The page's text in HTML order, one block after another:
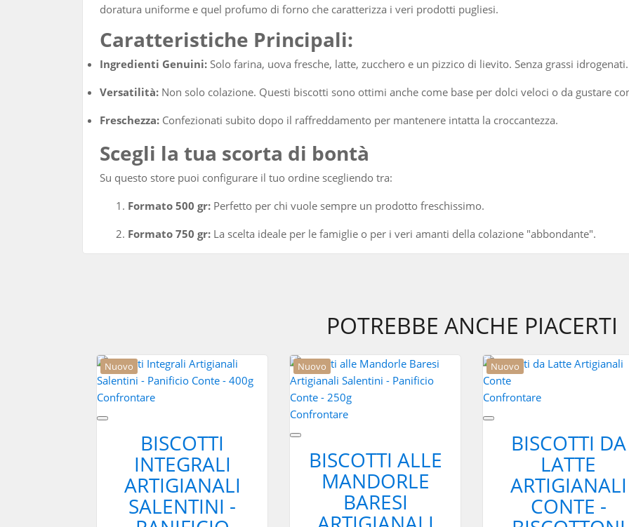
doratura uniforme e quel profumo di forno che caratterizza i veri prodotti pugliesi.
Caratteristiche Principali:
Ingredienti Genuini: Solo farina, uova fresche, latte, zucchero e un pizzico di lievito. Senza grassi idrogenati.
Versatilità: Non solo colazione. Questi biscotti sono ottimi anche come base per dolci veloci o da gustare
Freschezza: Confezionati subito dopo il raffreddamento per mantenere intatta la croccantezza.
Scegli la tua scorta di bontà
Su questo store puoi configurare il tuo ordine scegliendo tra:
Formato 500 gr: Perfetto per chi vuole sempre un prodotto freschissimo.
Formato 750 gr: La scelta ideale per le famiglie o per i veri amanti della colazione "abbondante".
POTREBBE ANCHE PIACERTI
Nuovo
Confrontare
BISCOTTI
INTEGRALI
ARTIGIANALI
SALENTINI -
Nuovo
Confrontare
BISCOTTI ALLE
MANDORLE
BARESI
Nuovo
Confrontare
BISCOTTI DA
LATTE
ARTIGIANALI
CONTE -